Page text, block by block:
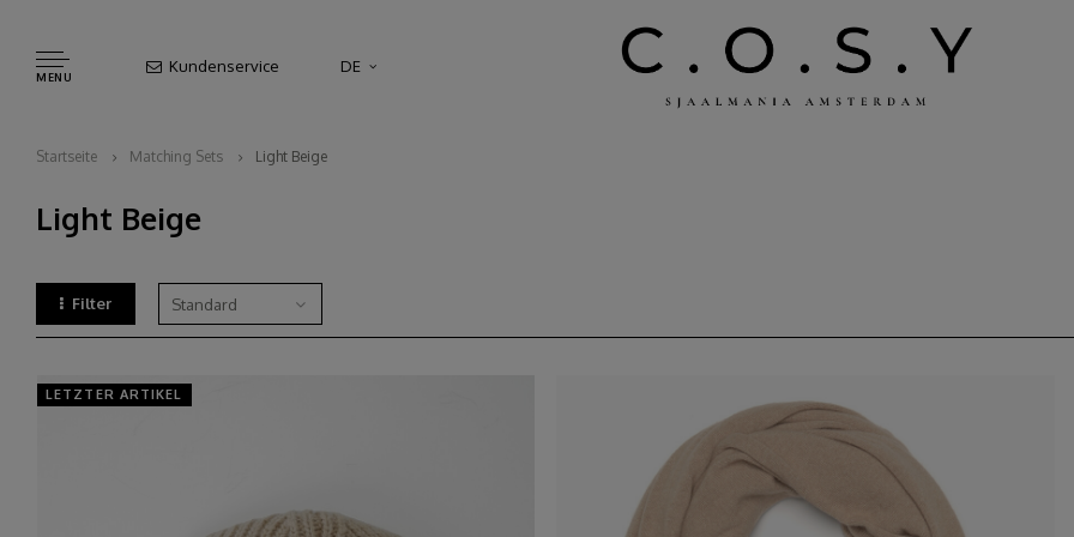
MENU
Kundenservice DE
Startseite Matching Sets Light Beige
Light Beige
Filter Standard
LETZTER ARTIKEL